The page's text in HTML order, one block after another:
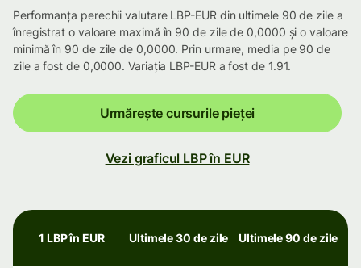
Performanța perechii valutare LBP-EUR din ultimele 90 de zile a
înregistrat o valoare maximă în 90 de zile de 0,0000 și o valoare
minimă în 90 de zile de 0,0000. Prin urmare, media pe 90 de
zile a fost de 0,0000. Variația LBP-EUR a fost de 1.91.
Urmărește cursurile pieței
Vezi graficul LBP în EUR
1 LBP în EUR Ultimele 30 de zile Ultimele 90 de zile